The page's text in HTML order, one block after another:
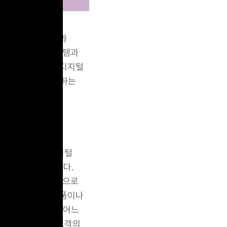
서 모든 시스템과
자유롭게 시스템과
업들은 어떻게 디지털
하고 준비해야 하는
- 웹사이트, 디지털
루어지길 원한다.
각기 다른 생각으로
객이 자사의 제품이나
지 못하게 되고 어느
여정을 따라 고객의